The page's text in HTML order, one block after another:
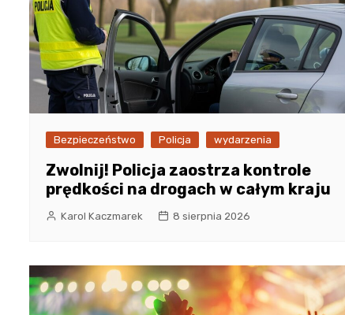
Bezpieczeństwo Policja wydarzenia
Zwolnij! Policja zaostrza kontrole
prędkości na drogach w całym kraju
Karol Kaczmarek 8 sierpnia 2026